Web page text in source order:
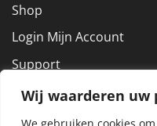
Wij waarderen uw
Shop
Login Mijn Account
Support
NEEM CONTACT OP